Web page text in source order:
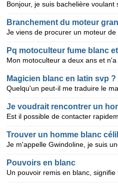
Branchement du moteur
Pq motoculteur fume blanc
Magicien blanc en latin svp ?
Je voudrait rencontrer un
Pouvoirs en blanc